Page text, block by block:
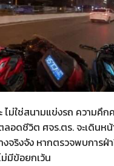
ใช่สนามแข่งรถ ความคึก
ดชีวิต ศจร.ตร. จะเดินห
ริงจัง หากตรวจพบการฝ่
มีข้อยกเว้น